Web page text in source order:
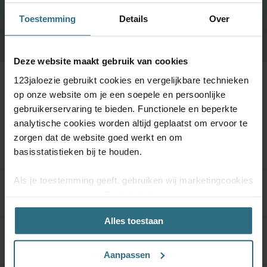
Toestemming Details Over
Deze website maakt gebruik van cookies
123jaloezie gebruikt cookies en vergelijkbare technieken
op onze website om je een soepele en persoonlijke
gebruikerservaring te bieden. Functionele en beperkte
analytische cookies worden altijd geplaatst om ervoor te
zorgen dat de website goed werkt en om
basisstatistieken bij te houden.
Als je toestemming geeft, gebruiken wij marketingcookies
(prestatiegerichte marketingcookies) en content op jouw
voorkeuren af te stemmen (advertentie- en
socialmediacookies). Deze cookies kunnen we inzetten
voor advertentie personalisaties. Met deze cookies
Alles toestaan
Aanpassen
Meer informatie
Kwaliteitsgarantie